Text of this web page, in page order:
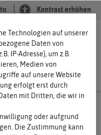
Kontrast erhöhen
0 0
Technologien auf unserer
Daten von
IP-Adresse), um z.B.
Medien von
auf unsere Website
erfolgt erst durch
mit Dritten, die wir in
oder aufgrund
Die Zustimmung kann